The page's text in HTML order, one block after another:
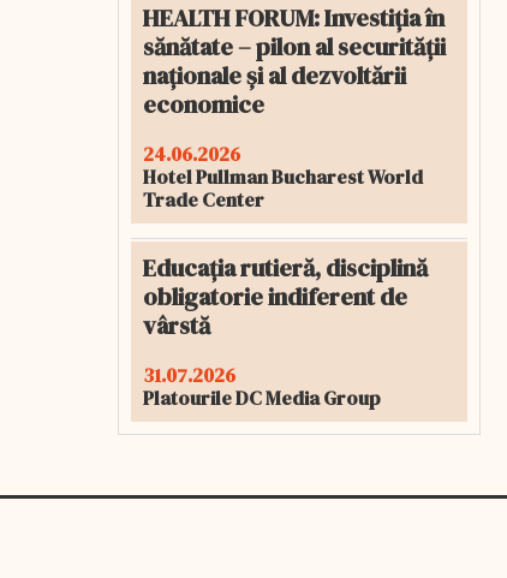
HEALTH FORUM: Investiția în
sănătate – pilon al securității
naționale și al dezvoltării
economice
24.06.2026
Hotel Pullman Bucharest World
Trade Center
Educația rutieră, disciplină
obligatorie indiferent de
vârstă
31.07.2026
Platourile DC Media Group